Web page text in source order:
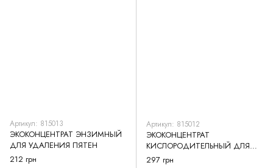
Артикул: 815013
ЭКОКОНЦЕНТРАТ ЭНЗИМНЫЙ
ДЛЯ УДАЛЕНИЯ ПЯТЕН
212 грн
Артикул: 815012
ЭКОКОНЦЕНТРАТ
КИСЛОРОДИТЕЛЬНЫЙ ДЛЯ
ОТБЕЛИВАНИЯ
297 грн